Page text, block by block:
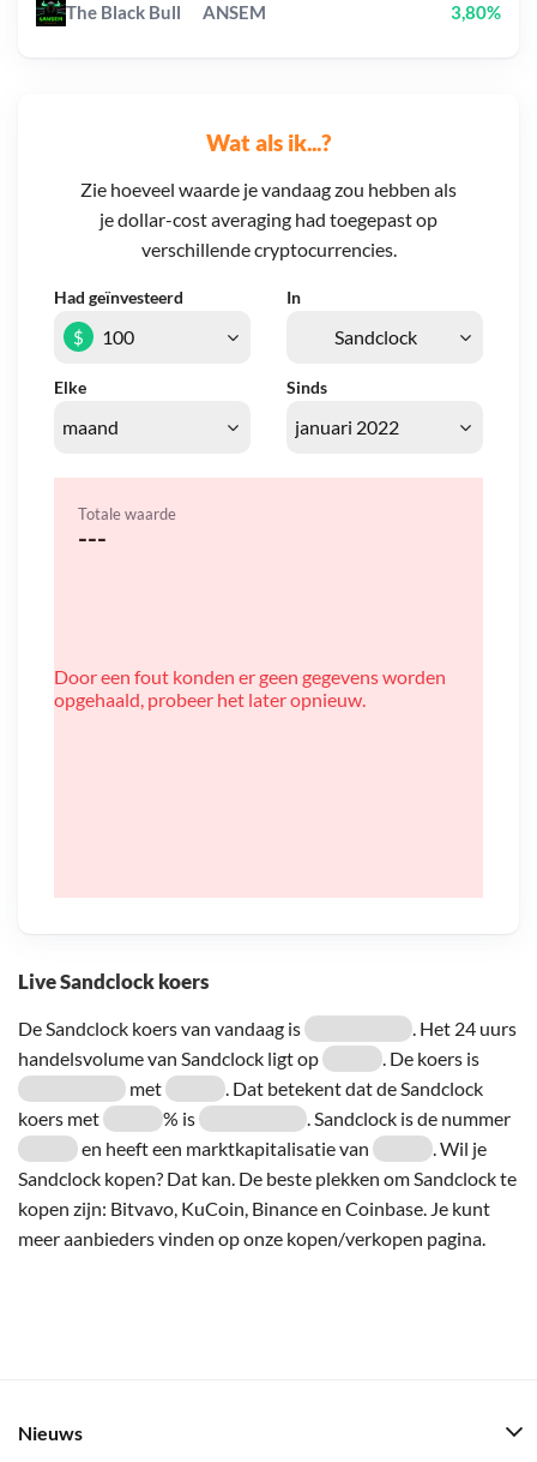
Live Sandclock koers
De Sandclock koers van vandaag is
. Het 24 uurs
handelsvolume van Sandclock ligt op
. De koers is
met
. Dat betekent dat de Sandclock
koers met
% is
. Sandclock is de nummer
en heeft een marktkapitalisatie van
. Wil je
Sandclock kopen? Dat kan. De beste plekken om Sandclock te
kopen zijn: Bitvavo, KuCoin, Binance en Coinbase. Je kunt
meer aanbieders vinden op onze kopen/verkopen pagina.
Wat als ik...?
Zie hoeveel waarde je vandaag zou hebben als
je dollar-cost averaging had toegepast op
verschillende cryptocurrencies.
Had geïnvesteerd In
Elke Sinds
$
Totale waarde
---
Door een fout konden er geen gegevens worden
opgehaald, probeer het later opnieuw.
The Black Bull ANSEM 3,80%
Nieuws